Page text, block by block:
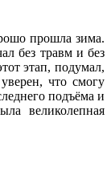
прошла зима.
без травм и без
этап, подумал,
что смогу
подъёма и
великолепная